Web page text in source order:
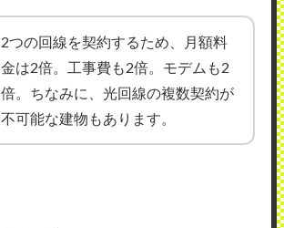
2つの回線を契約するため、月額料
金は2倍。工事費も2倍。モデムも2
倍。ちなみに、光回線の複数契約が
不可能な建物もあります。